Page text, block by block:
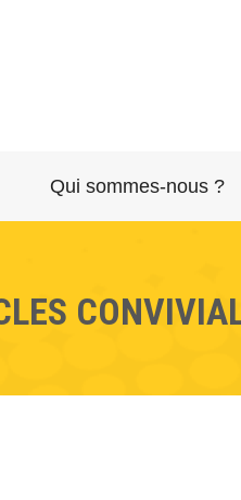
Qui sommes-nous ?